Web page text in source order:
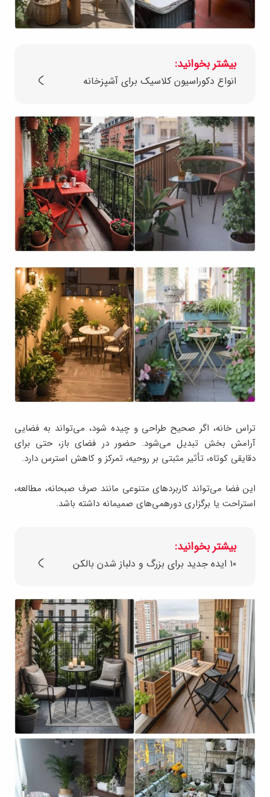
بیشتر بخوانید:
انواع دکوراسیون کلاسیک برای آشپزخانه
تراس خانه، اگر صحیح طراحی و چیده شود، می‌تواند به فضایی
آرامش ‌بخش تبدیل می‌شود. حضور در فضای باز، حتی برای
دقایقی کوتاه، تأثیر مثبتی بر روحیه، تمرکز و کاهش استرس دارد.
این فضا می‌تواند کاربردهای متنوعی مانند صرف صبحانه، مطالعه،
استراحت یا برگزاری دورهمی‌های صمیمانه داشته باشد.
بیشتر بخوانید:
۱۰ ایده‌ جدید برای بزرگ و دلباز شدن بالکن